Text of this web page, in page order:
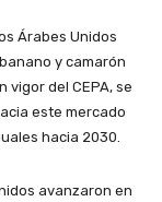
Árabes Unidos
y camarón
vigor del CEPA, se
este mercado
hacia 2030.
avanzaron en